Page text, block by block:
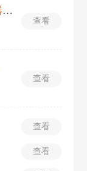
查看
百度极速版浏览器最新版
查看
查看
查看